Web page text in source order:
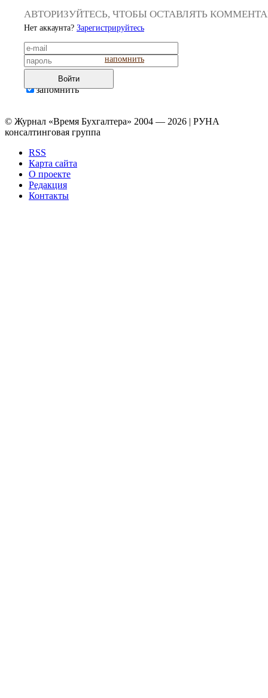
АВТОРИЗУЙТЕСЬ, ЧТОБЫ ОСТАВЛЯТЬ
Нет аккаунта? Зарегистрируйтесь
напомнить
Войти
запомнить
© Журнал «Время Бухгалтера» 2004 — 2026 | РУНА
консалтинговая группа
RSS
Карта сайта
О проекте
Редакция
Контакты